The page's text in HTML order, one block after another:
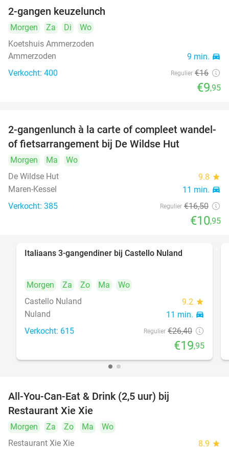
2-gangen keuzelunch
Morgen Za Di
Wo
Koetshuis Ammerzoden
Ammerzoden
9 min. directions_car
Verkocht: 400 Regulier €16
€9,95
34%
2-gangenlunch à la carte of compleet wandel-
of fietsarrangement bij De Wildse Hut
Morgen Ma
Wo
De Wildse Hut
9.8 star
Maren-Kessel 11 min. directions_car
Verkocht: 385 Regulier €16,50
€10,95
Italiaans 3-gangendiner bij Castello Nuland
Morgen Za Zo Ma
Wo
Castello Nuland
9.2 star
Nuland 11 min. directions_car
Verkocht: 615 Regulier €26,40
€19,95
All-You-Can-Eat & Drink (2,5 uur) bij
Restaurant Xie Xie
Morgen Za Zo Ma
Wo
Restaurant Xie Xie
8.9 star